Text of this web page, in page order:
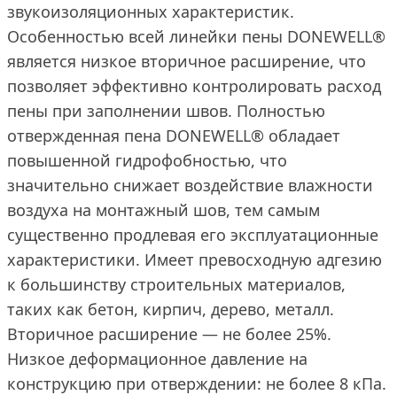
звукоизоляционных характеристик.
Особенностью всей линейки пены DONEWELL®
является низкое вторичное расширение, что
позволяет эффективно контролировать расход
пены при заполнении швов. Полностью
отвержденная пена DONEWELL® обладает
повышенной гидрофобностью, что
значительно снижает воздействие влажности
воздуха на монтажный шов, тем самым
существенно продлевая его эксплуатационные
характеристики. Имеет превосходную адгезию
к большинству строительных материалов,
таких как бетон, кирпич, дерево, металл.
Вторичное расширение — не более 25%.
Низкое деформационное давление на
конструкцию при отверждении: не более 8 кПа.